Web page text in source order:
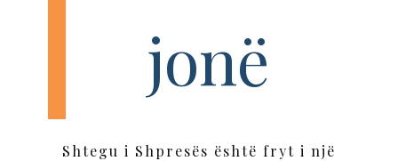
jonë
Shtegu i Shpresës është fryt i një